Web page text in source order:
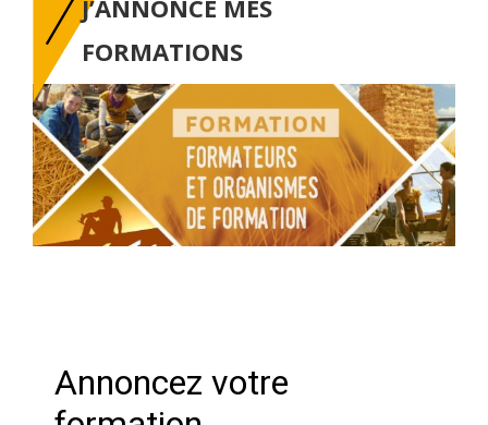
J’ANNONCE MES
FORMATIONS